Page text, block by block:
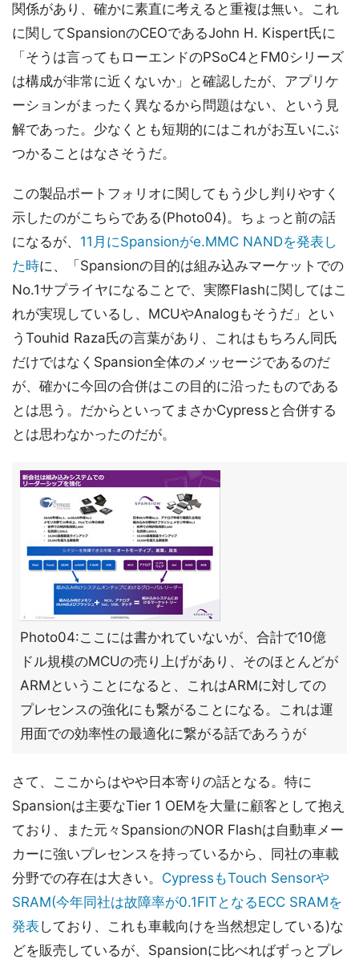
関係があり、確かに素直に考えると重複は無い。これ
に関してSpansionのCEOであるJohn H. Kispert氏に
「そうは言ってもローエンドのPSoC4とFM0シリーズ
は構成が非常に近くないか」と確認したが、アプリケ
ーションがまったく異なるから問題はない、という見
解であった。少なくとも短期的にはこれがお互いにぶ
つかることはなさそうだ。
この製品ポートフォリオに関してもう少し判りやすく
示したのがこちらである(Photo04)。ちょっと前の話
になるが、 11月にSpansionがe.MMC NANDを発表し
た時に、「Spansionの目的は組み込みマーケットでの
No.1サプライヤになることで、実際Flashに関してはこ
れが実現しているし、MCUやAnalogもそうだ」とい
うTouhid Raza氏の言葉があり、これはもちろん同氏
だけではなくSpansion全体のメッセージであるのだ
が、確かに今回の合併はこの目的に沿ったものである
とは思う。だからといってまさかCypressと合併する
とは思わなかったのだが。
Photo04:ここには書かれていないが、合計で10億
ドル規模のMCUの売り上げがあり、そのほとんどが
ARMということになると、これはARMに対しての
プレセンスの強化にも繋がることになる。これは運
用面での効率性の最適化に繋がる話であろうが
さて、ここからはやや日本寄りの話となる。特に
Spansionは主要なTier 1 OEMを大量に顧客として抱え
ており、また元々SpansionのNOR Flashは自動車メー
カーに強いプレセンスを持っているから、同社の車載
分野での存在は大きい。 CypressもTouch Sensorや
SRAM(今年同社は故障率が0.1FITとなるECC SRAMを
発表 しており、これも車載向けを当然想定している)な
どを販売しているが、Spansionに比べればずっとプレ